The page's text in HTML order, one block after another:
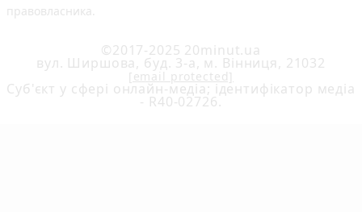
правовласника.
©2017-2025 20minut.ua
вул. Ширшова, буд. 3-а, м. Вінниця, 21032
[email protected]
Cуб'єкт у сфері онлайн-медіа; ідентифікатор медіа
- R40-02726.